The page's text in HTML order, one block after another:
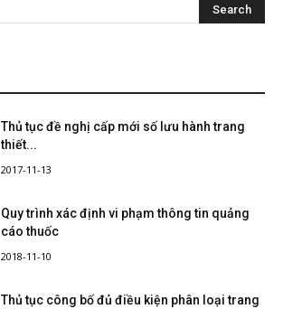
Thủ tục đề nghị cấp mới số lưu hành trang
thiết...
2017-11-13
Quy trình xác định vi phạm thông tin quảng
cáo thuốc
2018-11-10
Thủ tục công bố đủ điều kiện phân loại trang